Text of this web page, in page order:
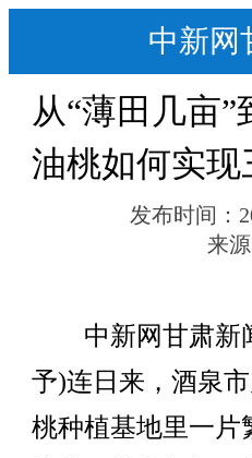
中新网
从“薄田几亩
油桃如何实现
发布时间：
来源
中新网甘肃新
予)连日来，酒泉
桃种植基地里一片